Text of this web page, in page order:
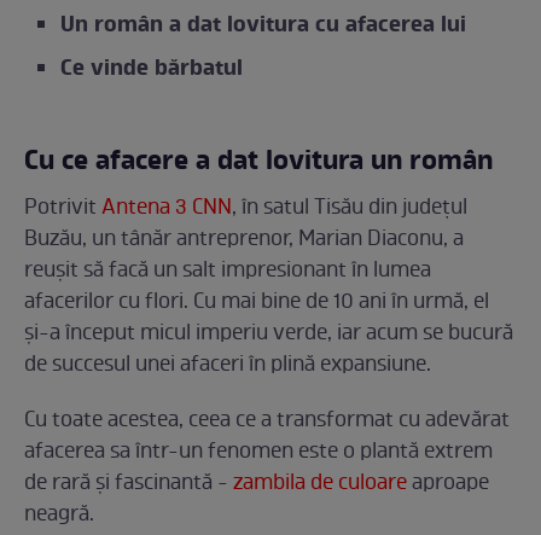
Un român a dat lovitura cu afacerea lui
Ce vinde bărbatul
Cu ce afacere a dat lovitura un român
PotrivitAntena 3 CNN, în satul Tisău din județul
Buzău, un tânăr antreprenor, Marian Diaconu, a
reușit să facă un salt impresionant în lumea
afacerilor cu flori. Cu mai bine de 10 ani în urmă, el
și-a început micul imperiu verde, iar acum se bucură
de succesul unei afaceri în plină expansiune.
Cu toate acestea, ceea ce a transformat cu adevărat
afacerea sa într-un fenomen este o plantă extrem
de rară și fascinantă - zambila de culoareaproape
neagră.